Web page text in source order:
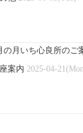
の月いち心良所のご
案内 2025-04-